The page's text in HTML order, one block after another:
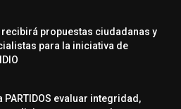
recibirá propuestas ciudadanas y
para la iniciativa de
PARTIDOS evaluar integridad,